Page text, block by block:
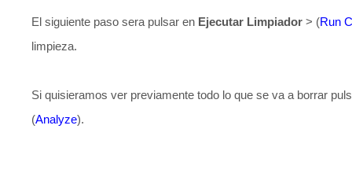
El siguiente paso sera pulsar en Ejecutar Limpiador > (Run
limpieza.
Si quisieramos ver previamente todo lo que se va a borrar
(Analyze).